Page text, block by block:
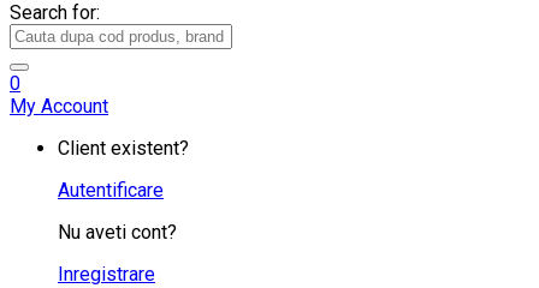
Search for:
0
My Account
Client existent?
Autentificare
Nu aveti cont?
Inregistrare